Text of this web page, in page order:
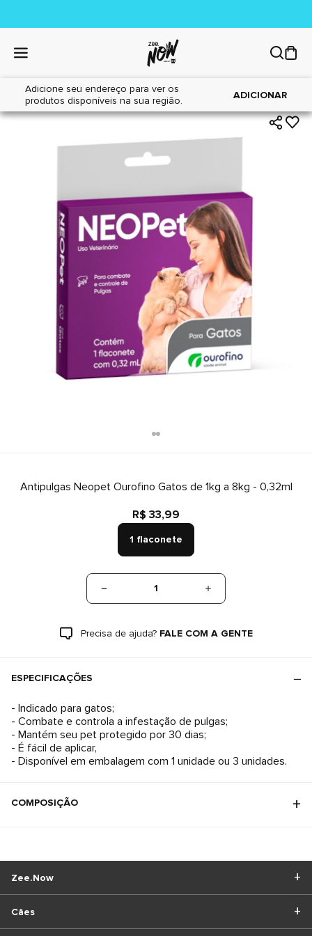
Adicione seu endereço para ver os
produtos disponíveis na sua região.
ADICIONAR
Home|Gatos|Farmácia
Antipulgas Neopet Ourofino Gatos de 1kg a 8kg - 0,32ml
R$ 33,99
1 flaconete
1
Precisa de ajuda? FALE COM A GENTE
ESPECIFICAÇÕES
- Indicado para gatos;
- Combate e controla a infestação de pulgas;
- Mantém seu pet protegido por 30 dias;
- É fácil de aplicar,
- Disponível em embalagem com 1 unidade ou 3 unidades.
COMPOSIÇÃO
Cães
Zee.Now